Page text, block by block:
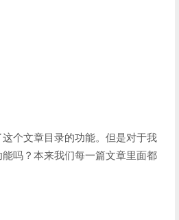
个文章目录的功能。但是对于我
吗？本来我们每一篇文章里面都